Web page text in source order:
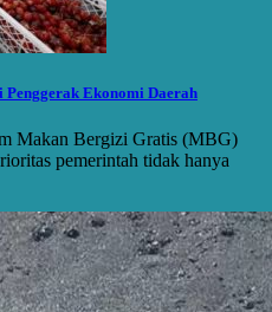
Ekonomi Daerah
Makan Bergizi Gratis (MBG)
pemerintah tidak hanya